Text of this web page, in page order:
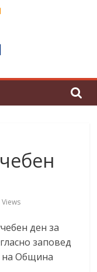
в ОУ
Views
ден за
заповед
на Община